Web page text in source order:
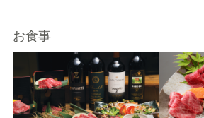
お食事